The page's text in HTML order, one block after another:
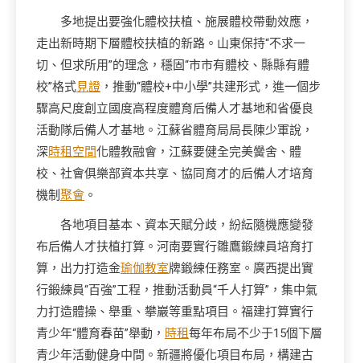
多地提出要強化體校扶植、施展體校帶動效應，
走出新時期下層體校扶植的新路。山東保持“不求一
切、但求所用”的理念，穩固“市市有體校、縣縣有體
校”格式見證 ，推動“體校+中小學”共建形式，進一個步
驟高尺度創立國度高程度體育后備人才基地和省優良
活動隊后備人才基地。江蘇省體育局局長陳少軍說，
深時租空間化體教融會，江蘇要健全完美黌舍、體
校、社會俱樂部資本共享、協同育才的后備人才培育
機制聚會 。
各地項目基本、資本天賦分歧，紛紜隨機應變發
布后備人才扶植打算。河南要實行雛鷹鍛練員培育打
算，出力打造金瑜伽教室牌鍛練任務室。廣西提出實
行鍛練員“百強”工程，推動活動員“千人打算”，集中氣
力打造體操、舉重、攀巖等重點項目。福建打算實行
青少年“體育春苗”舉動， 時租每年布局不少于15個下層
青少年活動健身中間。新疆將優化項目布局，構建古